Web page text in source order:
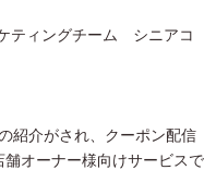
ティングチーム シニアコ
紹介がされ、クーポン配信
オーナー様向けサービスで